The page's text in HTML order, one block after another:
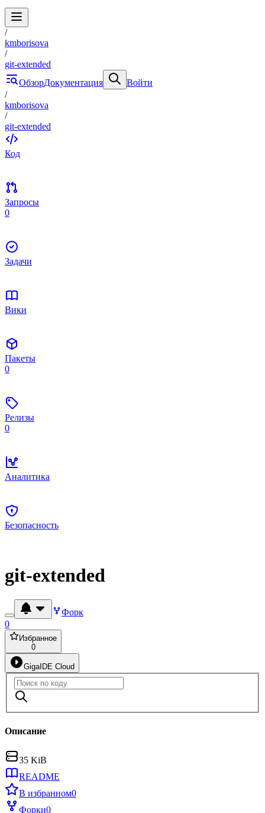
/
kmborisova
/
git-extended
ОбзорДокументация
Войти
/
kmborisova
/
git-extended
Код
Запросы
0
Задачи
Вики
Пакеты
0
Релизы
0
Аналитика
Безопасность
git-extended
Форк
0
Избранное
0
GigaIDE Cloud
Описание
35 KiB
README
В избранном0
Форки0